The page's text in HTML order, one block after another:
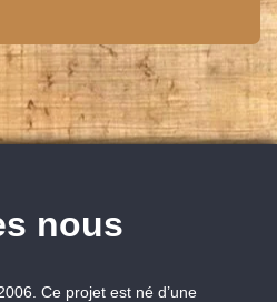
nous
Ce projet est né d’une